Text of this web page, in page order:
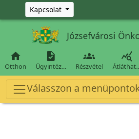
Ugrás a fő tartalomra
Kapcsolat
Józsefvárosi

Otthon

Ügyintéz…

Részvétel

Válasszon a